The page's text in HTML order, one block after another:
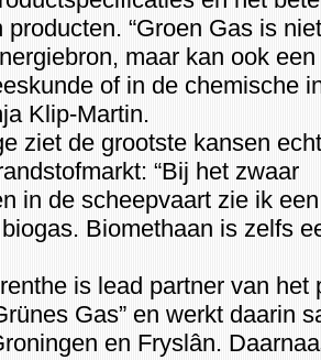
“Groen Gas is
maar kan ook
of in de chemische
Klip-Martin.
ziet de grootste kansen
“Bij het zwaar
in de scheepvaart zie ik
Biomethaan is zelfs
is lead partner van het
Gas” en werkt daarin
en Fryslân.